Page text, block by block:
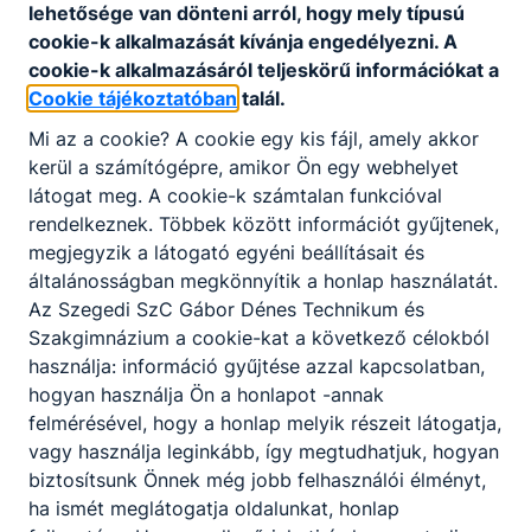
Partnereink
lehetősége van dönteni arról, hogy mely típusú
cookie-k alkalmazását kívánja engedélyezni. A
cookie-k alkalmazásáról teljeskörű információkat a
Cookie tájékoztatóban talál.
Mi az a cookie? A cookie egy kis fájl, amely akkor
kerül a számítógépre, amikor Ön egy webhelyet
látogat meg. A cookie-k számtalan funkcióval
rendelkeznek. Többek között információt gyűjtenek,
megjegyzik a látogató egyéni beállításait és
általánosságban megkönnyítik a honlap használatát.
Az Szegedi SzC Gábor Dénes Technikum és
Szakgimnázium a cookie-kat a következő célokból
használja: információ gyűjtése azzal kapcsolatban,
hogyan használja Ön a honlapot -annak
felmérésével, hogy a honlap melyik részeit látogatja,
vagy használja leginkább, így megtudhatjuk, hogyan
biztosítsunk Önnek még jobb felhasználói élményt,
ha ismét meglátogatja oldalunkat, honlap